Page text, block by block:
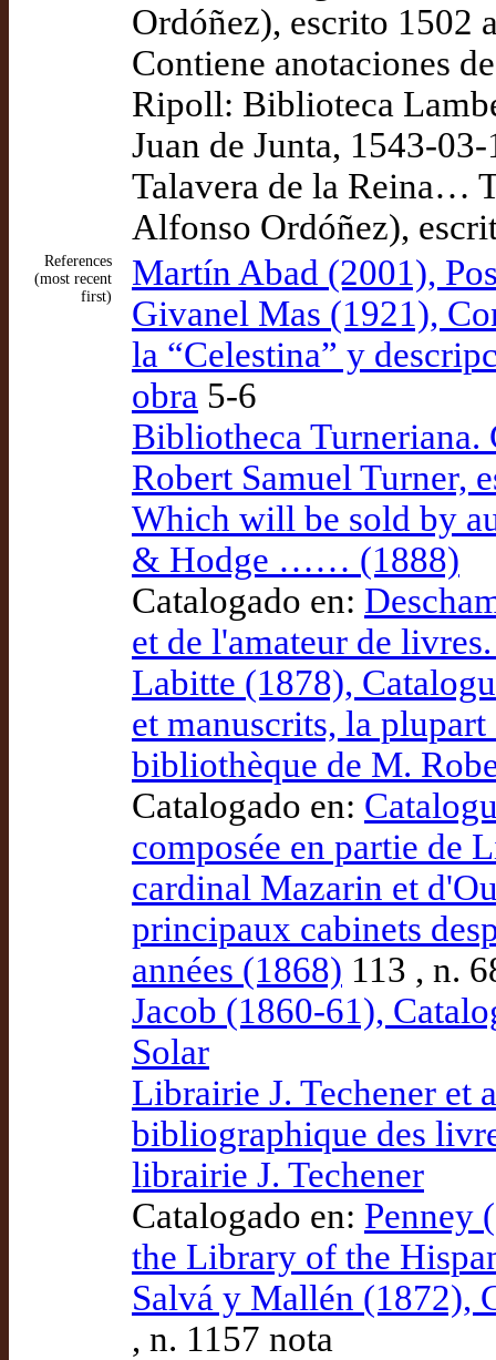
Ordóñez), escrito 1502
Contiene anotaciones
Ripoll: Biblioteca
Juan de Junta, 1543-
Talavera de la Reina…
Alfonso Ordóñez),
References
(most recent
first)
Martín Abad (2001),
Givanel Mas (1921),
la “Celestina” y
obra 5-6
Bibliotheca
Robert Samuel Turner,
Which will be sold by
& Hodge …… (1888)
Catalogado en:
et de l'amateur de
Labitte (1878),
et manuscrits, la
bibliothèque de M.
Catalogado en:
composée en partie de
cardinal Mazarin et
principaux cabinets
années (1868) 113 , n.
Jacob (1860-61),
Solar
Librairie J. Techener et
bibliographique des
librairie J. Techener
Catalogado en: Penney
the Library of the
Salvá y Mallén (1872),
, n. 1157 nota